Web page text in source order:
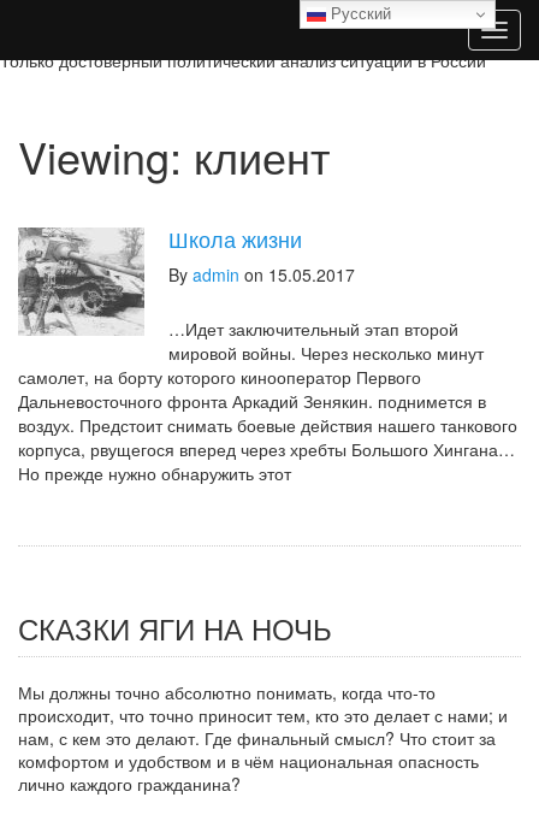
Только достоверный политический анализ ситуации в России
T
o
Viewing: клиент
Школа жизни
By admin on 15.05.2017
…Идет заключительный этап второй
мировой войны. Через несколько минут
самолет, на борту которого кинооператор Первого
Дальневосточного фронта Аркадий Зенякин. поднимется в
воздух. Предстоит снимать боевые действия нашего танкового
корпуса, рвущегося вперед через хребты Большого Хингана…
Но прежде нужно обнаружить этот
СКАЗКИ ЯГИ НА НОЧЬ
Мы должны точно абсолютно понимать, когда что-то
происходит, что точно приносит тем, кто это делает с нами; и
нам, с кем это делают. Где финальный смысл? Что стоит за
комфортом и удобством и в чём национальная опасность
лично каждого гражданина?
Русский